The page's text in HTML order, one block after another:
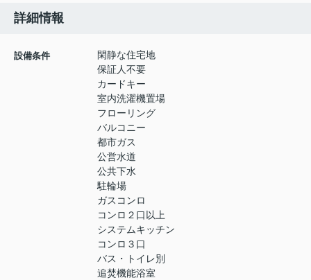
詳細情報
設備条件
閑静な住宅地
保証人不要
カードキー
室内洗濯機置場
フローリング
バルコニー
都市ガス
公営水道
公共下水
駐輪場
ガスコンロ
コンロ２口以上
システムキッチン
コンロ３口
バス・トイレ別
追焚機能浴室